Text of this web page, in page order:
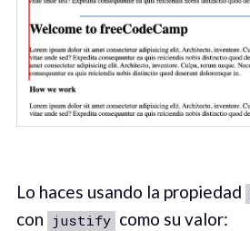
Lo haces usando la propiedad
con justify como su valor: